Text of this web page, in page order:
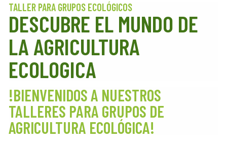
TALLER PARA GRUPOS ECOLÓGICOS
DESCUBRE EL MUNDO DE
LA AGRICULTURA
ECOLOGICA
!BIENVENIDOS A NUESTROS
TALLERES PARA GRUPOS DE
AGRICULTURA ECOLÓGICA!